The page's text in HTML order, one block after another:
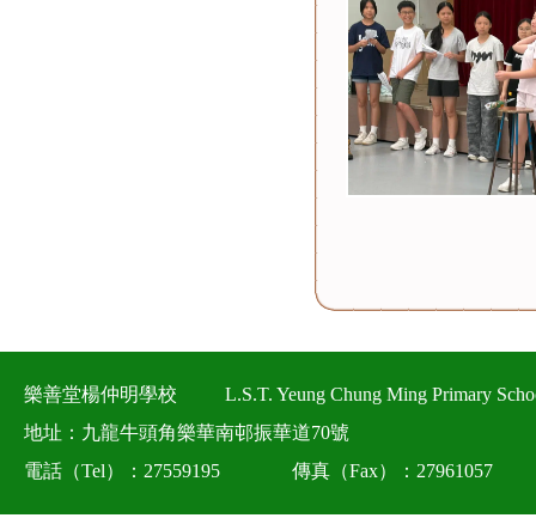
樂善堂楊仲明學校
L.S.T. Yeung Chung Ming Primary
地址：九龍牛頭角樂華南邨振華道70號
電話（Tel）：27559195
傳真（Fax）：27961057